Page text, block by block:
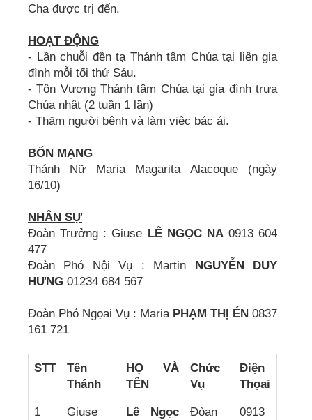
Cha được trị đến.
HOẠT ĐỘNG
- Lần chuỗi đền tạ Thánh tâm Chúa tại liên gia
đình mỗi tối thứ Sáu.
- Tôn Vương Thánh tâm Chúa tại gia đình trưa
Chúa nhật (2 tuần 1 lần)
- Thăm người bệnh và làm việc bác ái.
BỔN MẠNG
Thánh Nữ Maria Magarita Alacoque (ngày
16/10)
NHÂN SỰ
Đoàn Trưởng : Giuse LÊ NGỌC NA0913 604
477
Đoàn Phó Nội Vụ : Martin NGUYỄN DUY
HƯNG 01234 684 567
Đoàn Phó Ngọai Vụ : Maria PHẠM THỊ ÉN 0837
161 721
STT
Tên
Thánh
HỌ VÀ
TÊN
Chức
Vụ
Điện
Thọai
1 Giuse
Lê Ngọc
Đòan
0913